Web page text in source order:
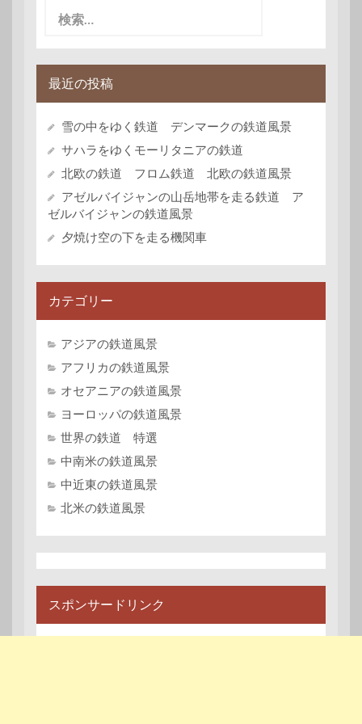
最近の投稿
雪の中をゆく鉄道 デンマークの鉄道風景
サハラをゆくモーリタニアの鉄道
北欧の鉄道 フロム鉄道 北欧の鉄道風景
アゼルバイジャンの山岳地帯を走る鉄道 ア
ゼルバイジャンの鉄道風景
夕焼け空の下を走る機関車
カテゴリー
アジアの鉄道風景
アフリカの鉄道風景
オセアニアの鉄道風景
ヨーロッパの鉄道風景
世界の鉄道 特選
中南米の鉄道風景
中近東の鉄道風景
北米の鉄道風景
スポンサードリンク